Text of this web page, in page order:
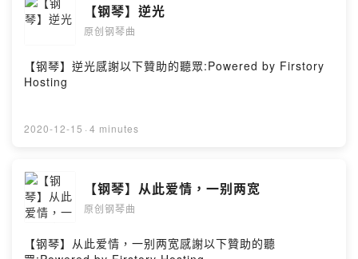
【钢琴】逆光
原创钢琴曲
【钢琴】逆光感謝以下贊助的聽眾:Powered by Firstory
Hosting
2020-12-15 · 4 minutes
【钢琴】从此爱情，一别两宽
原创钢琴曲
【钢琴】从此爱情，一别两宽感謝以下贊助的聽